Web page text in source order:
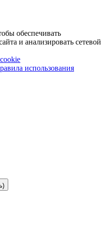
обеспечивать
и анализировать сетевой
использования